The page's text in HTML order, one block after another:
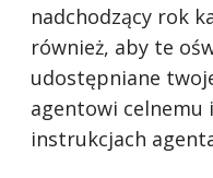
nadchodzący rok
również, aby te
udostępniane
agentowi celnemu
instrukcjach